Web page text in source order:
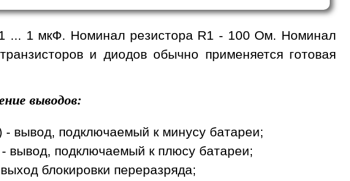
... 1 мкФ. Номинал резистора R1 - 100 Ом. Номинал
и диодов обычно применяется готовая
выводов:
вывод, подключаемый к минусу батареи;
вывод, подключаемый к плюсу батареи;
блокировки переразряда;